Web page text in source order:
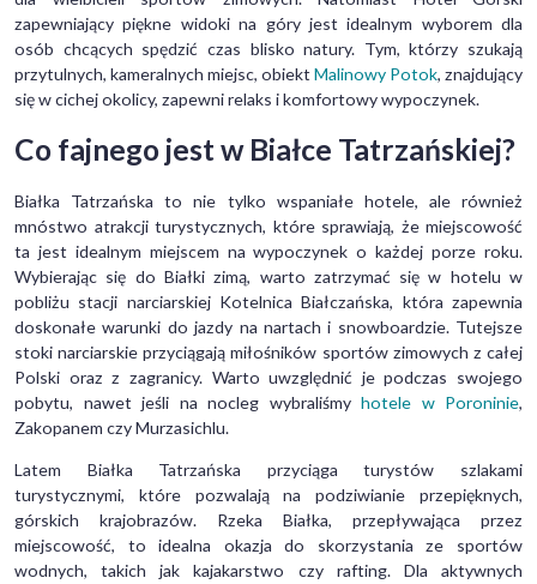
zapewniający piękne widoki na góry jest idealnym wyborem dla
osób chcących spędzić czas blisko natury. Tym, którzy szukają
przytulnych, kameralnych miejsc, obiekt Malinowy Potok, znajdujący
się w cichej okolicy, zapewni relaks i komfortowy wypoczynek.
Co fajnego jest w Białce Tatrzańskiej?
Białka Tatrzańska to nie tylko wspaniałe hotele, ale również
mnóstwo atrakcji turystycznych, które sprawiają, że miejscowość
ta jest idealnym miejscem na wypoczynek o każdej porze roku.
Wybierając się do Białki zimą, warto zatrzymać się w hotelu w
pobliżu stacji narciarskiej Kotelnica Białczańska, która zapewnia
doskonałe warunki do jazdy na nartach i snowboardzie. Tutejsze
stoki narciarskie przyciągają miłośników sportów zimowych z całej
Polski oraz z zagranicy. Warto uwzględnić je podczas swojego
pobytu, nawet jeśli na nocleg wybraliśmy hotele w Poroninie,
Zakopanem czy Murzasichlu.
Latem Białka Tatrzańska przyciąga turystów szlakami
turystycznymi, które pozwalają na podziwianie przepięknych,
górskich krajobrazów. Rzeka Białka, przepływająca przez
miejscowość, to idealna okazja do skorzystania ze sportów
wodnych, takich jak kajakarstwo czy rafting. Dla aktywnych